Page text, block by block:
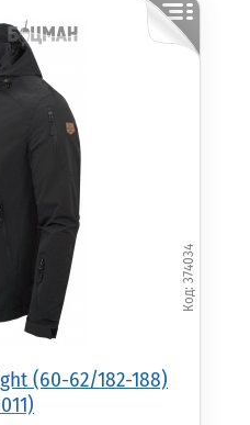
(60-62/182-188)
374034